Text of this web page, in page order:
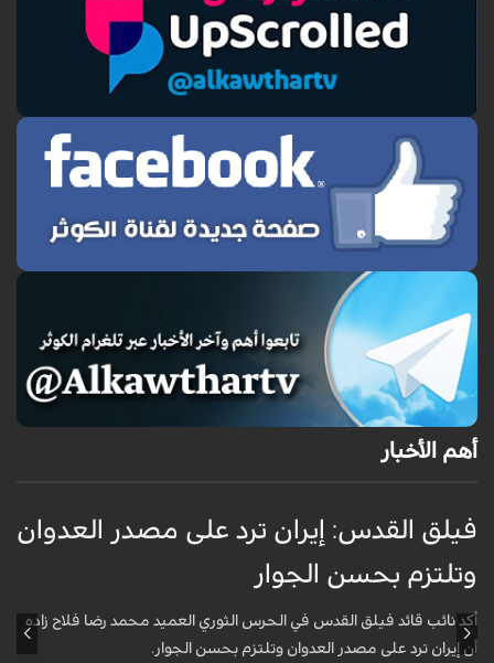
أهم الأخبار
فيلق القدس: إيران ترد على مصدر العدوان
وتلتزم بحسن الجوار
أكد نائب قائد فيلق القدس في الحرس الثوري العميد محمد رضا فلاح زاده
أن إيران ترد على مصدر العدوان وتلتزم بحسن الجوار.